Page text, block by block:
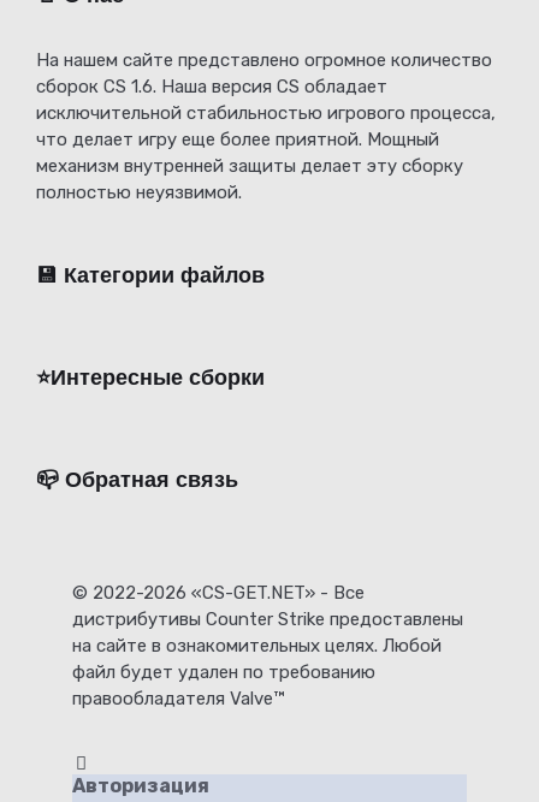
На нашем сайте представлено огромное количество
сборок CS 1.6. Наша версия CS обладает
исключительной стабильностью игрового процесса,
что делает игру еще более приятной. Мощный
механизм внутренней защиты делает эту сборку
полностью неуязвимой.
💾 Категории файлов
⭐️Интересные сборки
📪 Обратная связь
© 2022-2026 «CS-GET.NET» - Все
дистрибутивы Counter Strike предоставлены
на сайте в ознакомительных целях. Любой
файл будет удален по требованию
правообладателя Valve™
Авторизация